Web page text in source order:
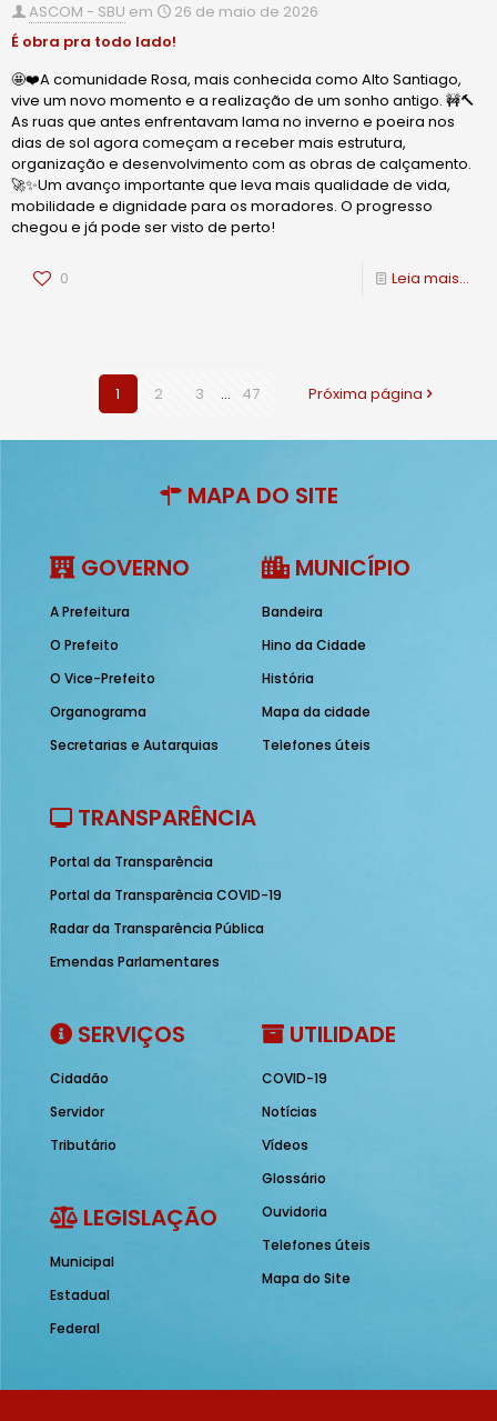
ASCOM - SBU em
26 de maio de 2026
É obra pra todo lado!
🤩❤️A comunidade Rosa, mais conhecida como Alto Santiago,
vive um novo momento e a realização de um sonho antigo. 🚧🔨
As ruas que antes enfrentavam lama no inverno e poeira nos
dias de sol agora começam a receber mais estrutura,
organização e desenvolvimento com as obras de calçamento.
🚀✨Um avanço importante que leva mais qualidade de vida,
mobilidade e dignidade para os moradores. O progresso
chegou e já pode ser visto de perto!
0 Leia mais...
1 2 3 ... 47 Próxima página
MAPA DO SITE
GOVERNO
A Prefeitura
O Prefeito
O Vice-Prefeito
Organograma
Secretarias e Autarquias
MUNICÍPIO
Bandeira
Hino da Cidade
História
Mapa da cidade
Telefones úteis
TRANSPARÊNCIA
Portal da Transparência
Portal da Transparência COVID-19
Radar da Transparência Pública
Emendas Parlamentares
SERVIÇOS
Cidadão
Servidor
Tributário
LEGISLAÇÃO
Municipal
Estadual
Federal
UTILIDADE
COVID-19
Notícias
Vídeos
Glossário
Ouvidoria
Telefones úteis
Mapa do Site